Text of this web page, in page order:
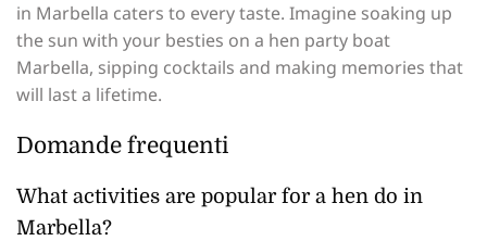
in Marbella caters to every taste. Imagine soaking up
the sun with your besties on a hen party boat
Marbella, sipping cocktails and making memories that
will last a lifetime.
Domande frequenti
What activities are popular for a hen do in
Marbella?